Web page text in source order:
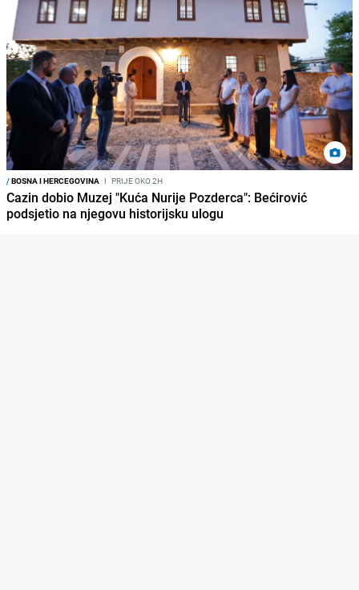
/BOSNA I HERCEGOVINA I PRIJE OKO 2H
Cazin dobio Muzej "Kuća Nurije Pozderca": Bećirović
podsjetio na njegovu historijsku ulogu